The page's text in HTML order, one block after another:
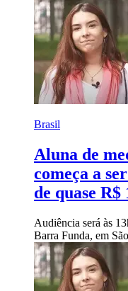
Brasil
Aluna de
começa a
de quase
Audiência será às
Barra Funda, em